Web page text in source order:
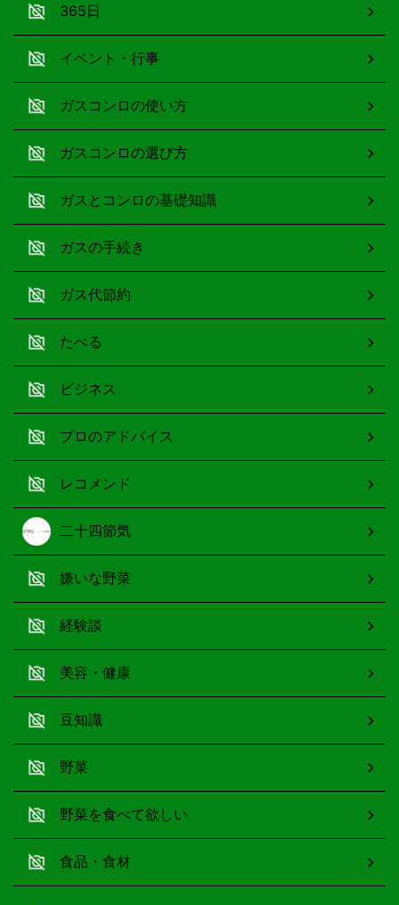
365日
イベント・行事
ガスコンロの使い方
ガスコンロの選び方
ガスとコンロの基礎知識
ガスの手続き
ガス代節約
たべる
ビジネス
プロのアドバイス
レコメンド
二十四節気
嫌いな野菜
経験談
美容・健康
豆知識
野菜
野菜を食べて欲しい
食品・食材